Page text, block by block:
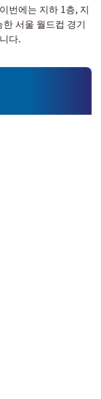
번에는 지하 1층, 지
서울 월드컵 경기
다.